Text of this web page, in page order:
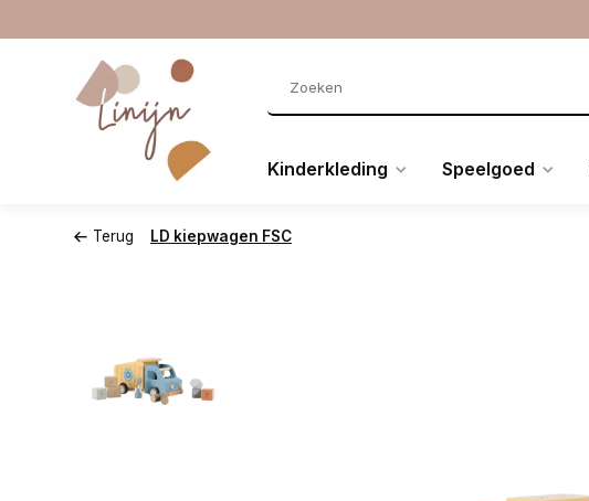
Kinderkleding Speelgoed
Terug LD kiepwagen FSC